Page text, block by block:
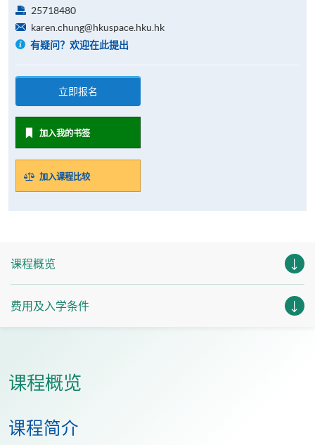
25718480
karen.chung@hkuspace.hku.hk
有疑问？欢迎在此提出
立即报名
加入我的书签
加入课程比较
课程概览
费用及入学条件
课程概览
课程简介